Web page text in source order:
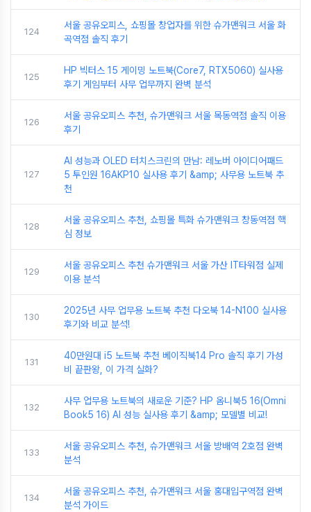
124
서울 공유오피스, 쇼핑몰 창업자를 위한 슈가맨워크 서울 화
곡역점 솔직 후기
125
HP 빅터스 15 게이밍 노트북(Core7, RTX5060) 실사용
후기 게임부터 사무 업무까지 완벽 분석
126
서울 공유오피스 추천, 슈가맨워크 서울 목동역점 솔직 이용
후기
127
AI 성능과 OLED 터치스크린의 만남: 레노버 아이디어패드
5 투인원 16AKP10 실사용 후기 &amp; 사무용 노트북 추
천
128
서울 공유오피스 추천, 쇼핑몰 특화 슈가맨워크 창동역점 핵
심 정보
129
서울 공유오피스 추천 슈가맨워크 서울 가산 IT타워점 실제
이용 분석
130
2025년 사무 업무용 노트북 추천 다오북 14-N100 실사용
후기와 비교 분석!
131
40만원대 i5 노트북 추천 베이직북14 Pro 솔직 후기 가성
비 끝판왕, 이 가격 실화?
132
사무 업무용 노트북의 새로운 기준? HP 옴니북5 16(Omni
Book5 16) AI 성능 실사용 후기 &amp; 모델별 비교!
133
서울 공유오피스 추천, 슈가맨워크 서울 방배역 2호점 완벽
분석
134
서울 공유오피스 추천, 슈가맨워크 서울 홍대입구역점 완벽
분석 가이드